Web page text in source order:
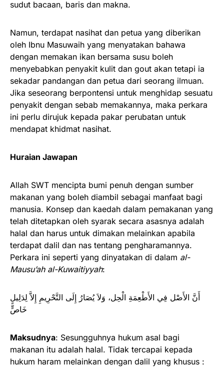
sudut bacaan, baris dan makna.
Namun, terdapat nasihat dan petua yang diberikan
oleh Ibnu Masuwaih yang menyatakan bahawa
dengan memakan ikan bersama susu boleh
menyebabkan penyakit kulit dan gout akan tetapi ia
sekadar pandangan dan petua dari seorang ilmuan.
Jika seseorang berpontensi untuk menghidap sesuatu
penyakit dengan sebab memakannya, maka perkara
ini perlu dirujuk kepada pakar perubatan untuk
mendapat khidmat nasihat.
Huraian Jawapan
Allah SWT mencipta bumi penuh dengan sumber
makanan yang boleh diambil sebagai manfaat bagi
manusia. Konsep dan kaedah dalam pemakanan yang
telah ditetapkan oleh syarak secara asasnya adalah
halal dan harus untuk dimakan melainkan apabila
terdapat dalil dan nas tentang pengharamannya.
Perkara ini seperti yang dinyatakan di dalam al-
Mausu’ah al-Kuwaitiyyah:
أَنَّ الأَصْل فِي الأَطْعِمَةِ الْحِل، وَلاَ يُصَارُ إِلَى التَّحْرِيمِ إِلاَّ لِدَلِيلٍ
خَاصٍّ
Maksudnya: Sesungguhnya hukum asal bagi
makanan itu adalah halal. Tidak tercapai kepada
hukum haram melainkan dengan dalil yang khusus :